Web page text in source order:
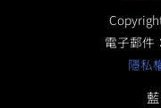
電子郵件：
隱私